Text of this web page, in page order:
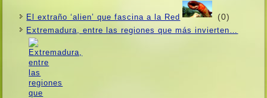
El extraño ‘alien’ que fascina a la Red (0)
Extremadura, entre las regiones que más invierten…